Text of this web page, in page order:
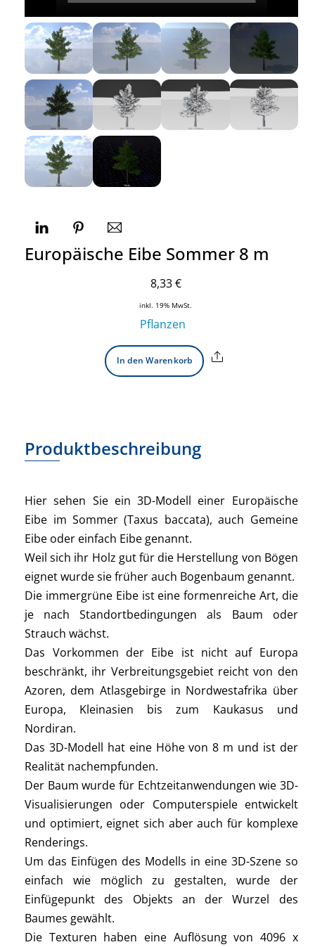
Europäische Eibe Sommer 8 m
8,33€
inkl. 19% MwSt.
Pflanzen
In den Warenkorb Share
Produktbeschreibung
Hier sehen Sie ein 3D-Modell einer Europäische
Eibe im Sommer (Taxus baccata), auch Gemeine
Eibe oder einfach Eibe genannt.
Weil sich ihr Holz gut für die Herstellung von Bögen
eignet wurde sie früher auch Bogenbaum genannt.
Die immergrüne Eibe ist eine formenreiche Art, die
je nach Standortbedingungen als Baum oder
Strauch wächst.
Das Vorkommen der Eibe ist nicht auf Europa
beschränkt, ihr Verbreitungsgebiet reicht von den
Azoren, dem Atlasgebirge in Nordwestafrika über
Europa, Kleinasien bis zum Kaukasus und
Nordiran.
Das 3D-Modell hat eine Höhe von 8 m und ist der
Realität nachempfunden.
Der Baum wurde für Echtzeitanwendungen wie 3D-
Visualisierungen oder Computerspiele entwickelt
und optimiert, eignet sich aber auch für komplexe
Renderings.
Um das Einfügen des Modells in eine 3D-Szene so
einfach wie möglich zu gestalten, wurde der
Einfügepunkt des Objekts an der Wurzel des
Baumes gewählt.
Die Texturen haben eine Auflösung von 4096 x